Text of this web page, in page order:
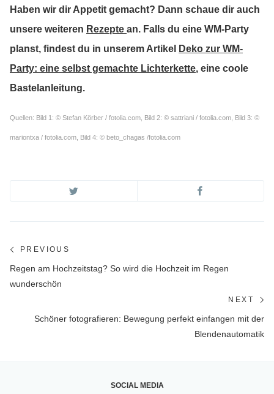
Haben wir dir Appetit gemacht? Dann schaue dir auch
unsere weiteren Rezepte an. Falls du eine WM-Party
planst, findest du in unserem Artikel
Deko zur WM-
Party: eine selbst gemachte Lichterkette, eine coole
Bastelanleitung.
Quellen: Bild 1: © Stefan Körber / fotolia.com, Bild 2: © sattriani / fotolia.com, Bild 3: ©
mariontxa / fotolia.com, Bild 4: © beto_chagas /fotolia.com
Beitragsnavigation
PREVIOUS
Previous
post:
Regen am Hochzeitstag? So wird die Hochzeit im Regen
wunderschön
NEXT
Schöner fotografieren: Bewegung perfekt einfangen mit der
Blendenautomatik
SOCIAL MEDIA